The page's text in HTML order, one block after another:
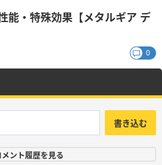
能・特殊効果【メタルギア デ
0
書き込む
メント履歴を見る